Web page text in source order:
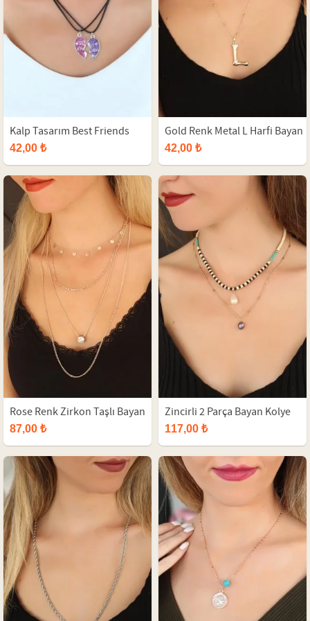
Kalp Tasarım Best Friends
Kolye
42,00 ₺
Rose Renk Zirkon Taşlı Bayan
Çoklu Kolye
87,00 ₺
Gold Renk Metal L Harfi Bayan
Kolye
42,00 ₺
Zincirli 2 Parça Bayan Kolye
117,00 ₺